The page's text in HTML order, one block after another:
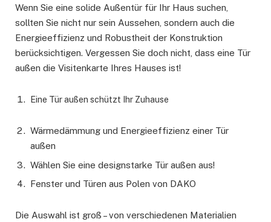
Wenn Sie eine solide Außentür für Ihr Haus suchen,
sollten Sie nicht nur sein Aussehen, sondern auch die
Energieeffizienz und Robustheit der Konstruktion
berücksichtigen. Vergessen Sie doch nicht, dass eine Tür
außen die Visitenkarte Ihres Hauses ist!
Eine Tür außen schützt Ihr Zuhause
Wärmedämmung und Energieeffizienz einer Tür
außen
Wählen Sie eine designstarke Tür außen aus!
Fenster und Türen aus Polen von DAKO
Die Auswahl ist groß – von verschiedenen Materialien